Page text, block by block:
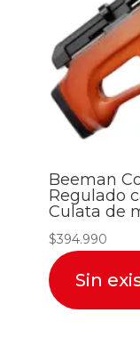
Beeman
Regulado
Culata de
$394.990
Sin